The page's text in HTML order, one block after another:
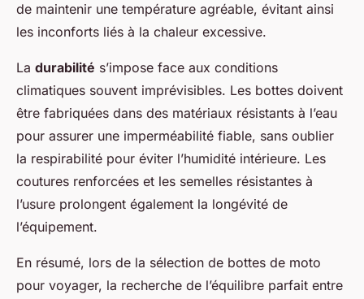
de maintenir une température agréable, évitant ainsi
les inconforts liés à la chaleur excessive.
La durabilité s’impose face aux conditions
climatiques souvent imprévisibles. Les bottes doivent
être fabriquées dans des matériaux résistants à l’eau
pour assurer une imperméabilité fiable, sans oublier
la respirabilité pour éviter l’humidité intérieure. Les
coutures renforcées et les semelles résistantes à
l’usure prolongent également la longévité de
l’équipement.
En résumé, lors de la sélection de bottes de moto
pour voyager, la recherche de l’équilibre parfait entre